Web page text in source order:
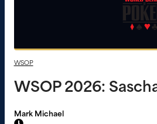
WSOP
WSOP 2026:
Mark Michael